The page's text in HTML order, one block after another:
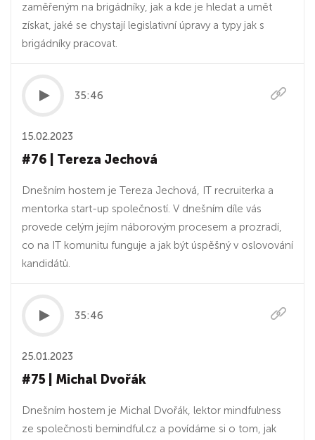
zaměřeným na brigádníky, jak a kde je hledat a umět
získat, jaké se chystají legislativní úpravy a typy jak s
brigádníky pracovat.
35:46
15.02.2023
#76 | Tereza Jechová
Dnešním hostem je Tereza Jechová, IT recruiterka a
mentorka start-up společností. V dnešním díle vás
provede celým jejím náborovým procesem a prozradí,
co na IT komunitu funguje a jak být úspěšný v oslovování
kandidátů.
35:46
25.01.2023
#75 | Michal Dvořák
Dnešním hostem je Michal Dvořák, lektor mindfulness
ze společnosti bemindful.cz a povídáme si o tom, jak